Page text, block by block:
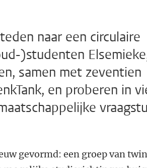
naar een circulaire
)studenten
samen met zeventien
en proberen in
gevormd: een groep van